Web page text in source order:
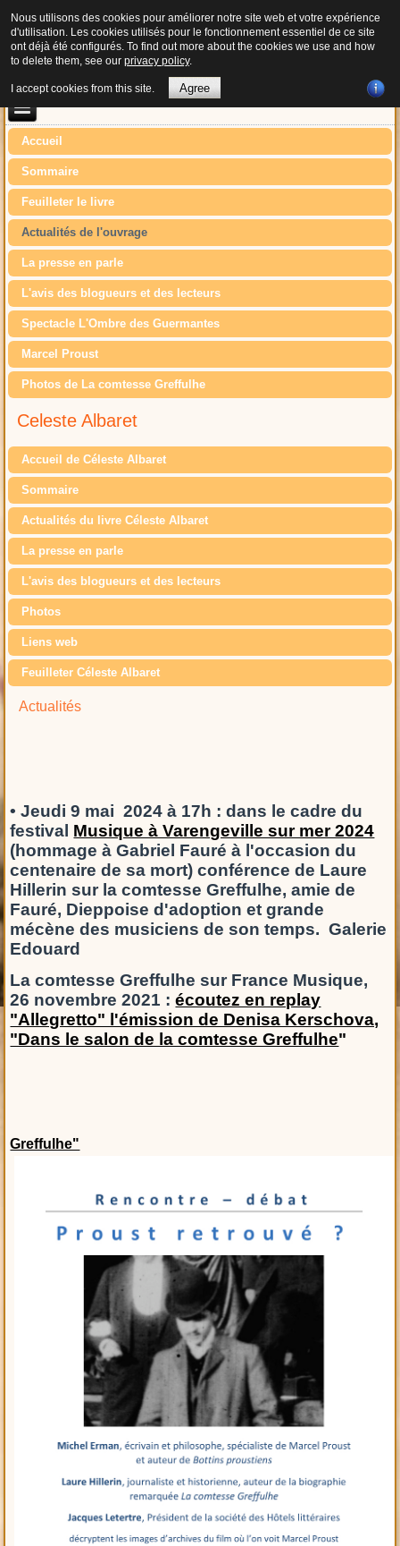
Accueil
Sommaire
Feuilleter le livre
Actualités de l'ouvrage
La presse en parle
L'avis des blogueurs et des lecteurs
Spectacle L'Ombre des Guermantes
Marcel Proust
Photos de La comtesse Greffulhe
Celeste Albaret
Accueil de Céleste Albaret
Sommaire
Actualités du livre Céleste Albaret
La presse en parle
L'avis des blogueurs et des lecteurs
Photos
Liens web
Feuilleter Céleste Albaret
Actualités
• Jeudi 9 mai 2024 à 17h : dans le cadre du
festival Musique à Varengeville sur mer 2024
(hommage à Gabriel Fauré à l'occasion du
centenaire de sa mort) conférence de Laure
Hillerin sur la comtesse Greffulhe, amie de
Fauré, Dieppoise d'adoption et grande
mécène des musiciens de son temps. Galerie
Edouard
La comtesse Greffulhe sur France Musique,
26 novembre 2021 :écoutez en replay
"Allegretto" l'émission de Denisa Kerschova,
"Dans le salon de la comtesse Greffulhe"
Greffulhe"
Nous utilisons des cookies pour améliorer notre site web et votre expérience
d'utilisation. Les cookies utilisés pour le fonctionnement essentiel de ce site
ont déjà été configurés. To find out more about the cookies we use and how
to delete them, see our privacy policy.
I accept cookies from this site. Agree